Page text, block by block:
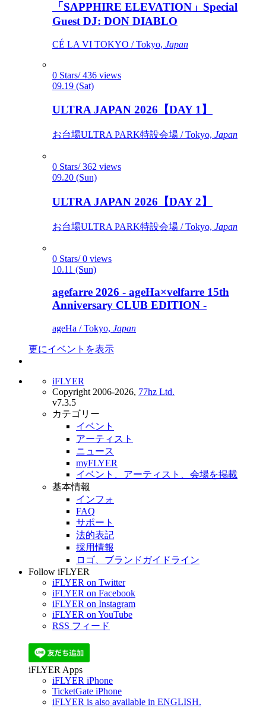
「SAPPHIRE ELEVATION」Special
Guest DJ: DON DIABLO
CÉ LA VI TOKYO / Tokyo, Japan
0 Stars/ 436 views
09.19 (Sat)
ULTRA JAPAN 2026【DAY 1】
お台場ULTRA PARK特設会場 / Tokyo, Japan
0 Stars/ 362 views
09.20 (Sun)
ULTRA JAPAN 2026【DAY 2】
お台場ULTRA PARK特設会場 / Tokyo, Japan
0 Stars/ 0 views
10.11 (Sun)
agefarre 2026 - ageHa×velfarre 15th
Anniversary CLUB EDITION -
ageHa / Tokyo, Japan
更にイベントを表示
iFLYER
Copyright 2006-2026, 77hz Ltd.
v7.3.5
カテゴリー
イベント
アーティスト
ニュース
myFLYER
イベント、アーティスト、会場を掲載
基本情報
インフォ
FAQ
サポート
法的表記
採用情報
ロゴ、ブランドガイドライン
Follow iFLYER
iFLYER on Twitter
iFLYER on Facebook
iFLYER on Instagram
iFLYER on YouTube
RSS フィード
iFLYER Apps
iFLYER iPhone
TicketGate iPhone
iFLYER is also available in ENGLISH.